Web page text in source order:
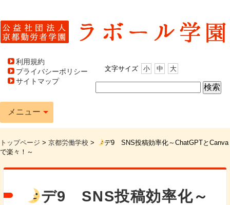
利用規約
プライバシーポリシー
サイトマップ
文字サイズ 小 中 大
メニュー
トップページ > 京都労働学校 >
デ9 SNS投稿効率化～ChatGPTとCanva
で楽々！～
デ9 SNS投稿効率化～